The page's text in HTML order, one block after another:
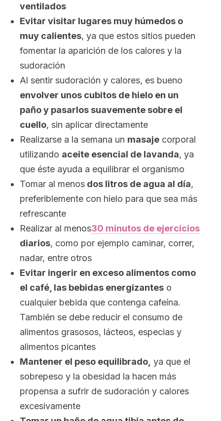
ventilados
Evitar visitar lugares muy húmedos o
muy calientes, ya que estos sitios pueden
fomentar la aparición de los calores y la
sudoración
Al sentir sudoración y calores, es bueno
envolver unos cubitos de hielo en un
paño y pasarlos suavemente sobre el
cuello, sin aplicar directamente
Realizarse a la semana un masaje corporal
utilizando aceite esencial de lavanda, ya
que éste ayuda a equilibrar el organismo
Tomar al menos dos litros de agua al día,
preferiblemente con hielo para que sea más
refrescante
Realizar al menos30 minutos de ejercicios
diarios, como por ejemplo caminar, correr,
nadar, entre otros
Evitar ingerir en exceso alimentos como
el café, las bebidas energizantes o
cualquier bebida que contenga cafeína.
También se debe reducir el consumo de
alimentos grasosos, lácteos, especias y
alimentos picantes
Mantener el peso equilibrado, ya que el
sobrepeso y la obesidad la hacen más
propensa a sufrir de sudoración y calores
excesivamente